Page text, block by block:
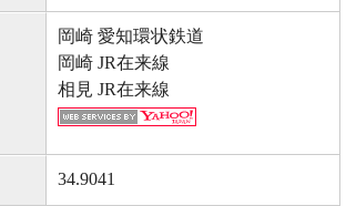
岡崎 愛知環状鉄道
岡崎 JR在来線
相見 JR在来線
34.9041